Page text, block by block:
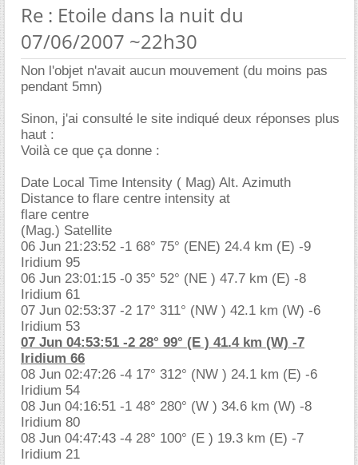
Re : Etoile dans la nuit du
07/06/2007 ~22h30
Non l'objet n'avait aucun mouvement (du moins pas
pendant 5mn)
Sinon, j'ai consulté le site indiqué deux réponses plus
haut :
Voilà ce que ça donne :
Date Local Time Intensity ( Mag) Alt. Azimuth
Distance to flare centre intensity at
flare centre
(Mag.) Satellite
06 Jun 21:23:52 -1 68° 75° (ENE) 24.4 km (E) -9
Iridium 95
06 Jun 23:01:15 -0 35° 52° (NE ) 47.7 km (E) -8
Iridium 61
07 Jun 02:53:37 -2 17° 311° (NW ) 42.1 km (W) -6
Iridium 53
07 Jun 04:53:51 -2 28° 99° (E ) 41.4 km (W) -7
Iridium 66
08 Jun 02:47:26 -4 17° 312° (NW ) 24.1 km (E) -6
Iridium 54
08 Jun 04:16:51 -1 48° 280° (W ) 34.6 km (W) -8
Iridium 80
08 Jun 04:47:43 -4 28° 100° (E ) 19.3 km (E) -7
Iridium 21